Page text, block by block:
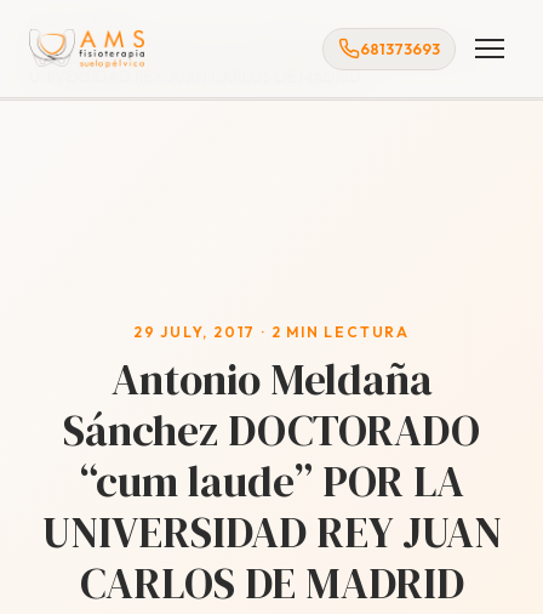
681373693
Antonio Meldaña Sánchez DOCTORADO “cum laude” POR LA
UNIVERSIDAD REY JUAN CARLOS DE MADRID
29 JULY, 2017 · 2 MIN LECTURA
Antonio Meldaña
Sánchez DOCTORADO
“cum laude” POR LA
UNIVERSIDAD REY JUAN
CARLOS DE MADRID